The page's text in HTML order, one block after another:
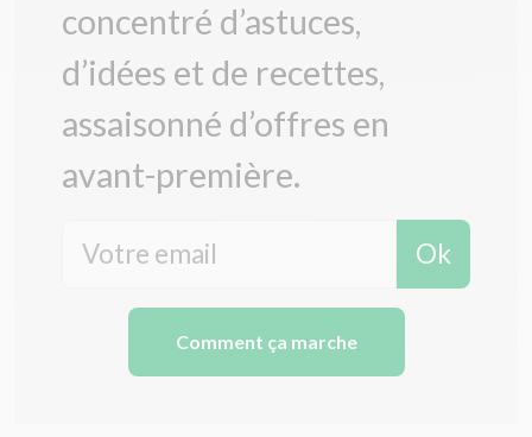
concentré d’astuces,
d’idées et de recettes,
assaisonné d’offres en
avant-première.
Ok
Comment ça marche